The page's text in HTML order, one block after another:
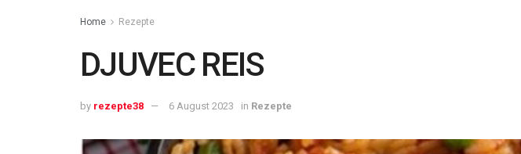
Home Rezepte
DJUVEC REIS
by rezepte38 6 August 2023 in Rezepte